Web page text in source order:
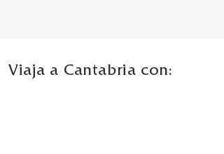
Viaja a Cantabria con: